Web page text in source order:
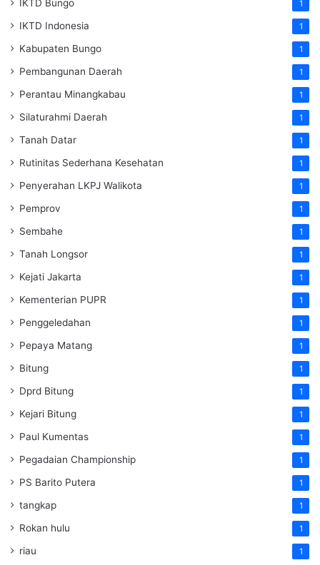
IKTD Bungo 1
IKTD Indonesia 1
Kabupaten Bungo 1
Pembangunan Daerah 1
Perantau Minangkabau 1
Silaturahmi Daerah 1
Tanah Datar 1
Rutinitas Sederhana Kesehatan 1
Penyerahan LKPJ Walikota 1
Pemprov 1
Sembahe 1
Tanah Longsor 1
Kejati Jakarta 1
Kementerian PUPR 1
Penggeledahan 1
Pepaya Matang 1
Bitung 1
Dprd Bitung 1
Kejari Bitung 1
Paul Kumentas 1
Pegadaian Championship 1
PS Barito Putera 1
tangkap 1
Rokan hulu 1
riau 1